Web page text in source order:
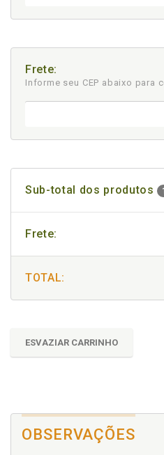
Frete:
Informe seu CEP abaixo para
Sub-total dos produtos
Frete:
TOTAL:
ESVAZIAR CARRINHO
OBSERVAÇÕES